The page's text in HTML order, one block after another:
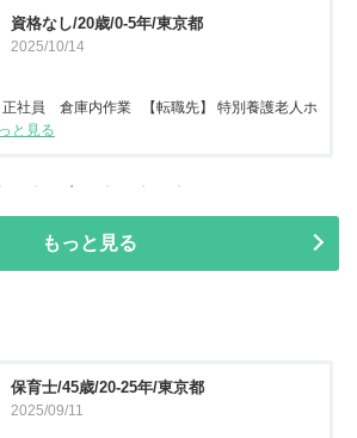
資格なし/20歳/0-5年/東京都
2025/10/14
正社員 倉庫内作業 【転職先】 特別養護老人ホ
と見る
もっと見る
保育士/45歳/20-25年/東京都
2025/09/11